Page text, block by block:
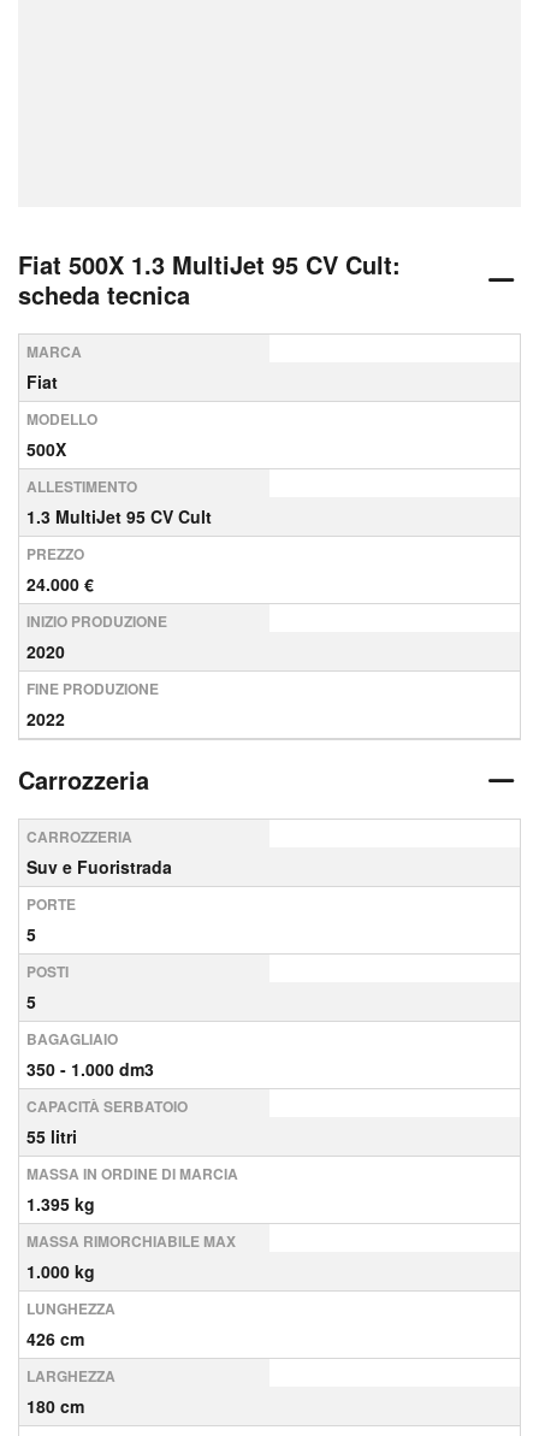
Fiat 500X 1.3 MultiJet 95 CV Cult:
scheda tecnica
MARCA
Fiat
MODELLO
500X
ALLESTIMENTO
1.3 MultiJet 95 CV Cult
PREZZO
24.000 €
INIZIO PRODUZIONE
2020
FINE PRODUZIONE
2022
Carrozzeria
CARROZZERIA
Suv e Fuoristrada
PORTE
5
POSTI
5
BAGAGLIAIO
350 - 1.000 dm3
CAPACITÀ SERBATOIO
55 litri
MASSA IN ORDINE DI MARCIA
1.395 kg
MASSA RIMORCHIABILE MAX
1.000 kg
LUNGHEZZA
426 cm
LARGHEZZA
180 cm